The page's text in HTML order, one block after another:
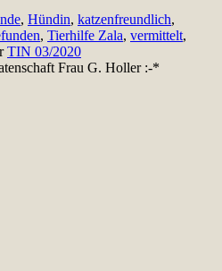
, Hündin, katzenfreundlich,
, Tierhilfe Zala, vermittelt,
TIN 03/2020
Frau G. Holler :-*